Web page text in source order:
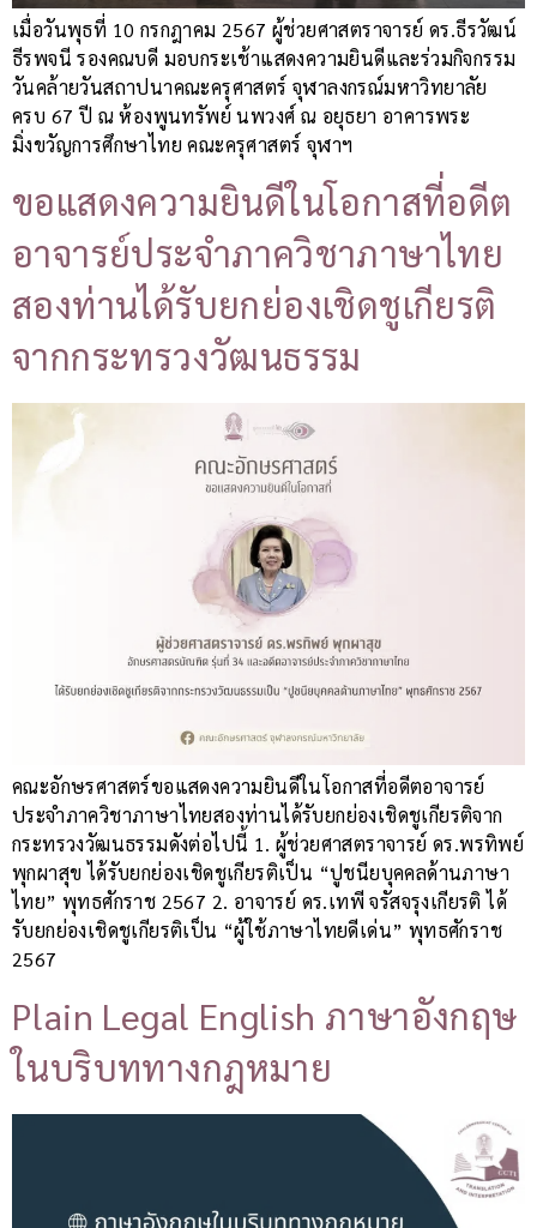
เมื่อวันพุธที่ 10 กรกฎาคม 2567 ผู้ช่วยศาสตราจารย์ ดร.ธีรวัฒน์
ธีรพจนี รองคณบดี มอบกระเช้าแสดงความยินดีและร่วมกิจกรรม
วันคล้ายวันสถาปนาคณะครุศาสตร์ จุฬาลงกรณ์มหาวิทยาลัย
ครบ 67 ปี ณ ห้องพูนทรัพย์ นพวงศ์ ณ อยุธยา อาคารพระ
มิ่งขวัญการศึกษาไทย คณะครุศาสตร์ จุฬาฯ
ขอแสดงความยินดีในโอกาสที่อดีต
อาจารย์ประจำภาควิชาภาษาไทย
สองท่านได้รับยกย่องเชิดชูเกียรติ
จากกระทรวงวัฒนธรรม
คณะอักษรศาสตร์ขอแสดงความยินดีในโอกาสที่อดีตอาจารย์
ประจำภาควิชาภาษาไทยสองท่านได้รับยกย่องเชิดชูเกียรติจาก
กระทรวงวัฒนธรรมดังต่อไปนี้ 1. ผู้ช่วยศาสตราจารย์ ดร.พรทิพย์
พุกผาสุข ได้รับยกย่องเชิดชูเกียรติเป็น “ปูชนียบุคคลด้านภาษา
ไทย” พุทธศักราช 2567 2. อาจารย์ ดร.เทพี จรัสจรุงเกียรติ ได้
รับยกย่องเชิดชูเกียรติเป็น “ผู้ใช้ภาษาไทยดีเด่น” พุทธศักราช
2567
Plain Legal English ภาษาอังกฤษ
ในบริบททางกฎหมาย